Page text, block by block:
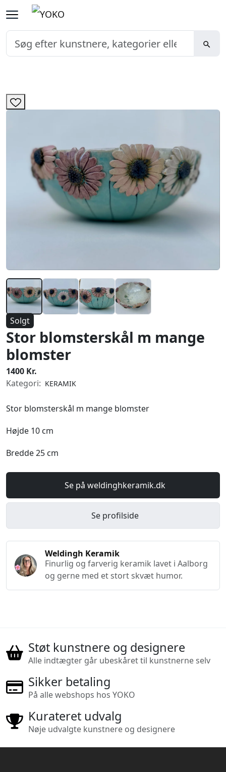
Solgt
Stor blomsterskål m mange
blomster
1400 Kr.
Kategori: KERAMIK
Stor blomsterskål m mange blomster
Højde 10 cm
Bredde 25 cm
Se på weldinghkeramik.dk
Se profilside
Weldingh Keramik
Finurlig og farverig keramik lavet i Aalborg
og gerne med et stort skvæt humor.
Støt kunstnere og designere
Alle indtægter går ubeskåret til kunstnerne selv
Sikker betaling
På alle webshops hos YOKO
Kurateret udvalg
Nøje udvalgte kunstnere og designere